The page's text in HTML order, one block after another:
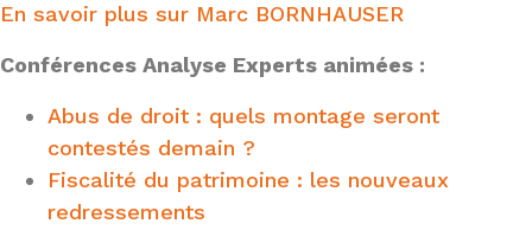
En savoir plus sur Marc BORNHAUSER
Conférences Analyse Experts animées :
Abus de droit : quels montage seront
contestés demain ?
Fiscalité du patrimoine : les nouveaux
redressements